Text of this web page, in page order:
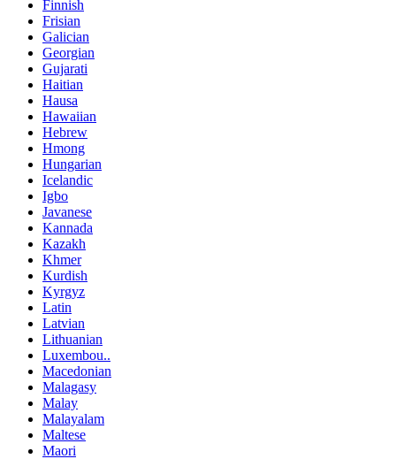
Finnish
Frisian
Galician
Georgian
Gujarati
Haitian
Hausa
Hawaiian
Hebrew
Hmong
Hungarian
Icelandic
Igbo
Javanese
Kannada
Kazakh
Khmer
Kurdish
Kyrgyz
Latin
Latvian
Lithuanian
Luxembou..
Macedonian
Malagasy
Malay
Malayalam
Maltese
Maori